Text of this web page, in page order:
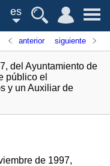
es
anterior siguiente
del Ayuntamiento de
público el
y un Auxiliar de
de 1997,